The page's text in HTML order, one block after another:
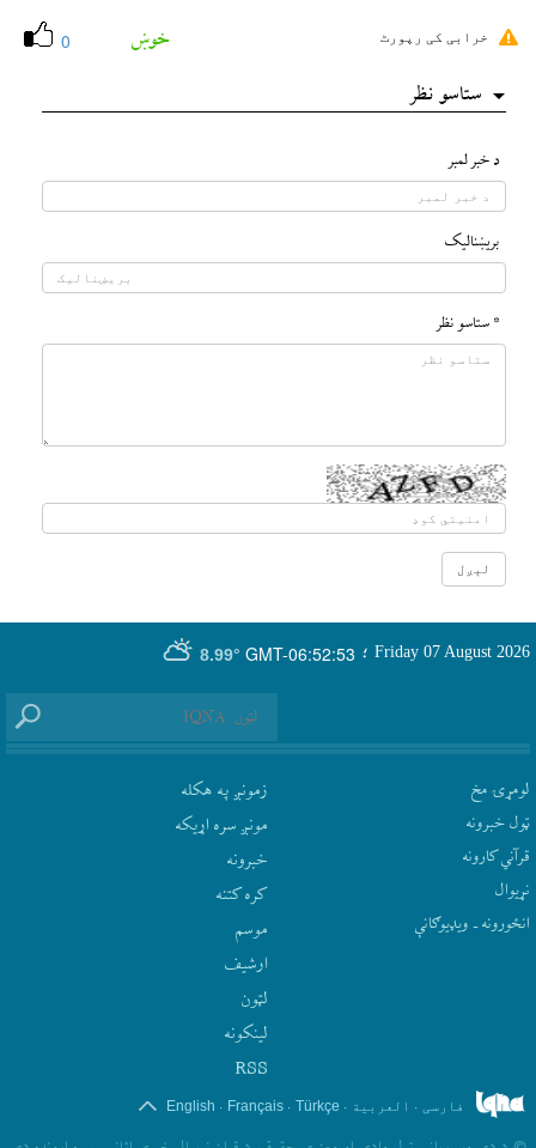
0 خوښ خرابی کی رپورٹ
ستاسو نظر
د خبر لمبر
بريښناليک
* ستاسو نظر
GMT-06:52:53
8.99° Friday 07 August 2026 ؛
لومړۍ مخ
ټول خبرونه
قرآني کارونه
نړيوال
انځورونه ـ ویډیوګانې
زمونږ په هکله
مونږ سره اړيکه
‫خبرونه
کره کتنه
موسم
ارشيف
لټون
لينکونه
RSS
فارسی . العربیة .
Türkçe
.
Français
.
English